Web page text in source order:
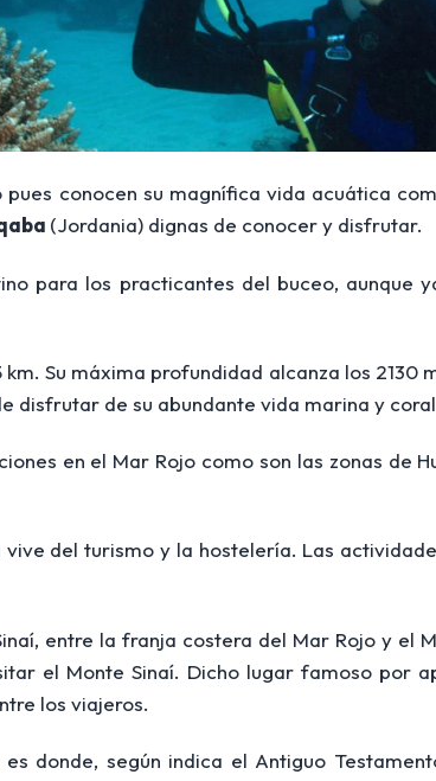
conocen su magnífica vida acuática
(Jordania) dignas de conocer y disfrutar.
para los practicantes del buceo, aunque
Su máxima profundidad alcanza los 2130
disfrutar de su abundante vida marina y
en el Mar Rojo como son las zonas de
del turismo y la hostelería. Las
entre la franja costera del Mar Rojo y
el Monte Sinaí. Dicho lugar famoso por
los viajeros.
donde, según indica el Antiguo